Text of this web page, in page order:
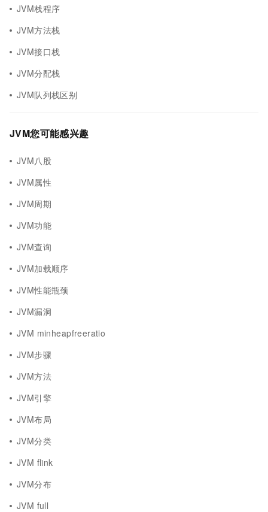
JVM栈程序
JVM方法栈
JVM接口栈
JVM分配栈
JVM队列栈区别
JVM您可能感兴趣
JVM八股
JVM属性
JVM周期
JVM功能
JVM查询
JVM加载顺序
JVM性能瓶颈
JVM漏洞
JVM minheapfreeratio
JVM步骤
JVM方法
JVM引擎
JVM布局
JVM分类
JVM flink
JVM分布
JVM full